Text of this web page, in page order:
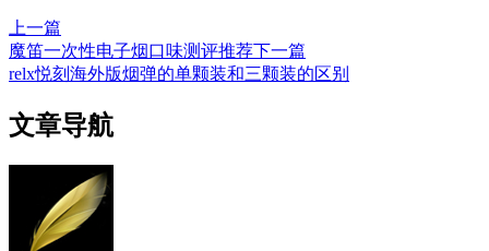
上一篇
魔笛一次性电子烟口味测评推荐下一篇
relx悦刻海外版烟弹的单颗装和三颗装的区别
文章导航